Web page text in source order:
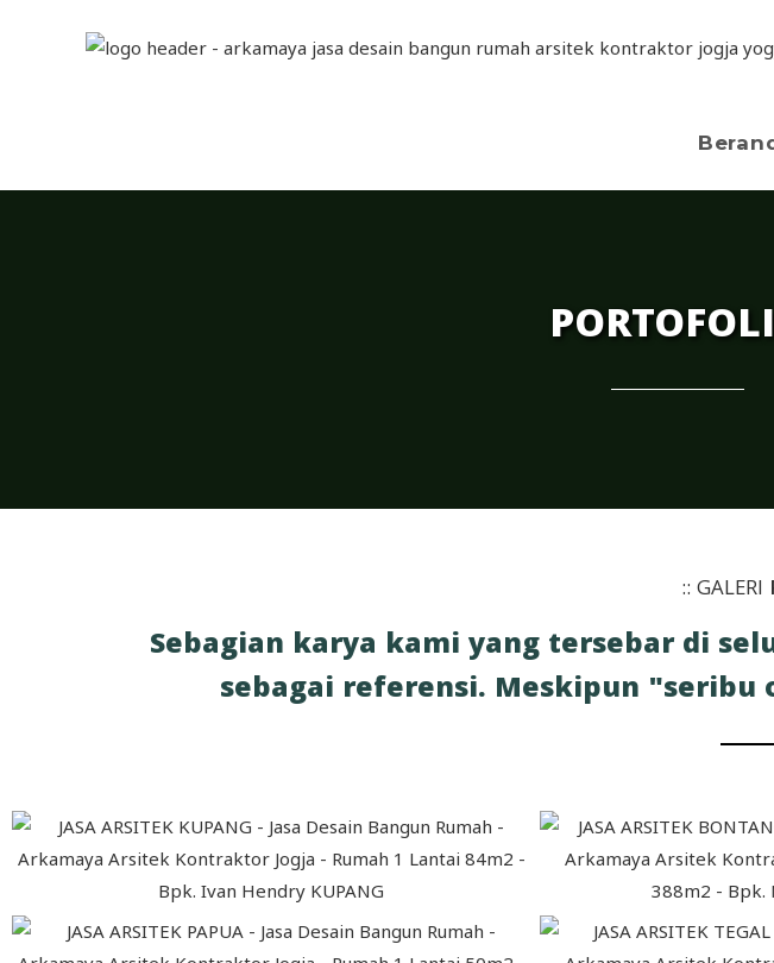
:: GALERI
Sebagian karya kami yang tersebar di
sebagai referensi. Meskipun